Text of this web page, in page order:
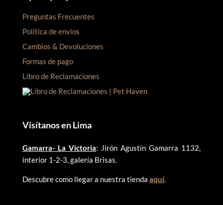
Preguntas Frecuentes
Política de envíos
Cambios & Devoluciones
Formas de pago
Libro de Reclamaciones
Visítanos en Lima
Gamarra- La Victoria: Jirón Agustín Gamarra 1132,
interior 1-2-3, galería Brisas.
Descubre como llegar a nuestra tienda aquí.